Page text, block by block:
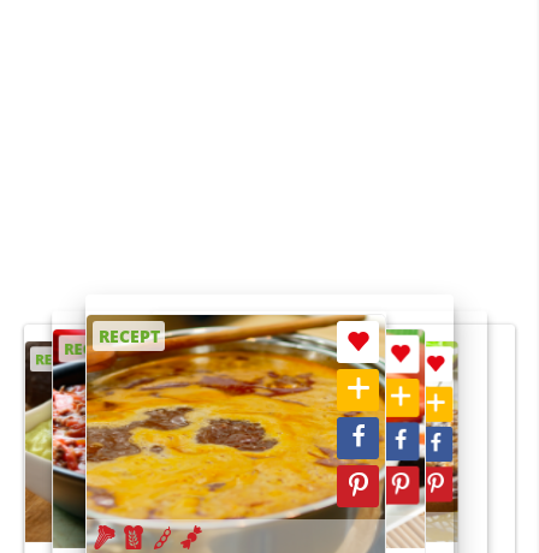
RECEPT
RECEPT
RECEPT
RECEPT
RECEPT